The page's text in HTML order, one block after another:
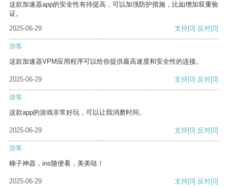
这款加速器app的安全性有待提高，可以加强防护措施，比如增加双重验
证。
2025-06-29
支持[0] 反对[0]
游客
这款加速器VPM应用程序可以给你提供最高速度和安全性的连接。
2025-06-29 支持[0] 反对[0]
游客
这款app的游戏非常好玩，可以让我消磨时间。
2025-06-29 支持[0] 反对[0]
游客
梯子神器，ins随便看，美美哒！
2025-06-29 支持[0] 反对[0]